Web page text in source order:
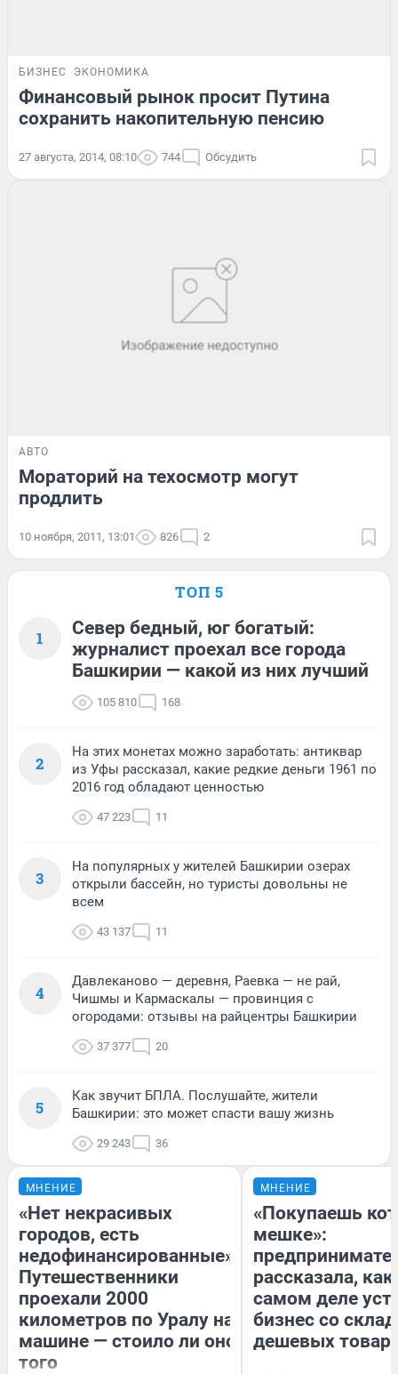
БИЗНЕС ЭКОНОМИКА
Финансовый рынок просит Путина
сохранить накопительную пенсию
27 августа, 2014, 08:10 744 Обсудить
АВТО
Мораторий на техосмотр могут
продлить
10 ноября, 2011, 13:01 826 2
ТОП 5
1
Север бедный, юг богатый:
журналист проехал все города
Башкирии — какой из них лучший
105 810 168
2
На этих монетах можно заработать: антиквар
из Уфы рассказал, какие редкие деньги 1961 по
2016 год обладают ценностью
47 223 11
3
На популярных у жителей Башкирии озерах
открыли бассейн, но туристы довольны не
всем
43 137 11
4
Давлеканово — деревня, Раевка — не рай,
Чишмы и Кармаскалы — провинция с
огородами: отзывы на райцентры Башкирии
37 377 20
5
Как звучит БПЛА. Послушайте, жители
Башкирии: это может спасти вашу жизнь
29 243 36
МНЕНИЕ
«Нет некрасивых
городов, есть
недофинансированные».
Путешественники
проехали 2000
километров по Уралу на
машине — стоило ли оно
того
МНЕНИЕ
«Покупаешь
мешке»:
рассказала, как
самом деле
бизнес со
дешевых